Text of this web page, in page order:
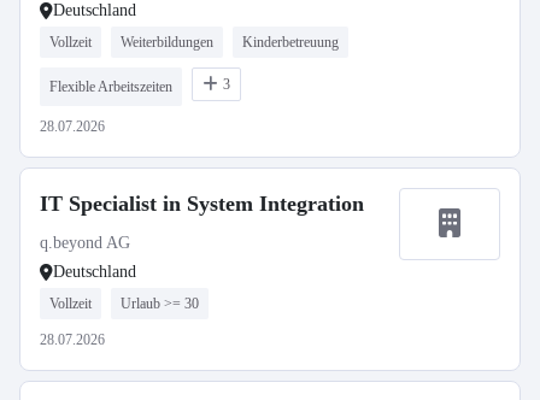
Deutschland
Vollzeit Weiterbildungen Kinderbetreuung
Flexible Arbeitszeiten 3
28.07.2026
IT Specialist in System Integration
q.beyond AG
Deutschland
Vollzeit Urlaub >= 30
28.07.2026